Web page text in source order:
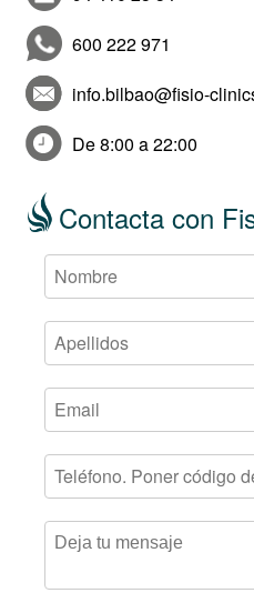
600 222 971
info.bilbao@fisio-
De 8:00 a 22:00
Contacta con